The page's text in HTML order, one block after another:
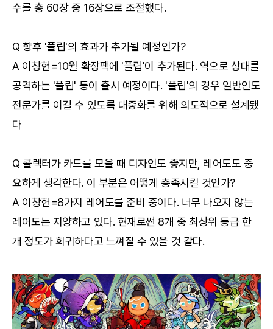
수를 총 60장 중 16장으로 조절했다.
Q 향후 '플립'의 효과가 추가될 예정인가?
A 이창헌=10월 확장팩에 '플립'이 추가된다. 역으로 상대를
공격하는 '플립' 등이 출시 예정이다. '플립'의 경우 일반인도
전문가를 이길 수 있도록 대중화를 위해 의도적으로 설계됐
다
Q 콜렉터가 카드를 모을 때 디자인도 좋지만, 레어도도 중
요하게 생각한다. 이 부분은 어떻게 충족시킬 것인가?
A 이창헌=8가지 레어도를 준비 중이다. 너무 나오지 않는
레어도는 지양하고 있다. 현재로썬 8개 중 최상위 등급 한
개 정도가 희귀하다고 느껴질 수 있을 것 같다.